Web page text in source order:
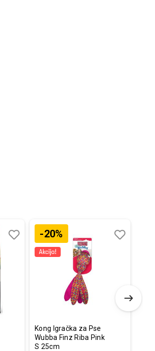
Uporedi
-20%
Kong Igračka za Pse
Wubba Finz Riba Pink
S 25cm